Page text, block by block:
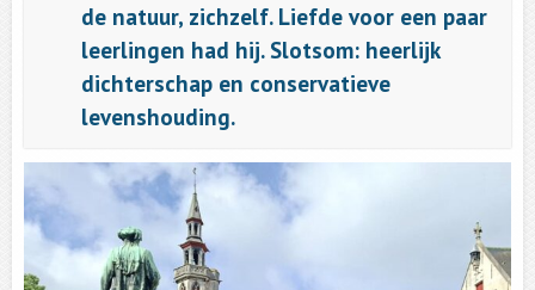
de natuur, zichzelf. Liefde voor een paar
leerlingen had hij. Slotsom: heerlijk
dichterschap en conservatieve
levenshouding.